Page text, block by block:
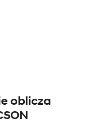
oblicza